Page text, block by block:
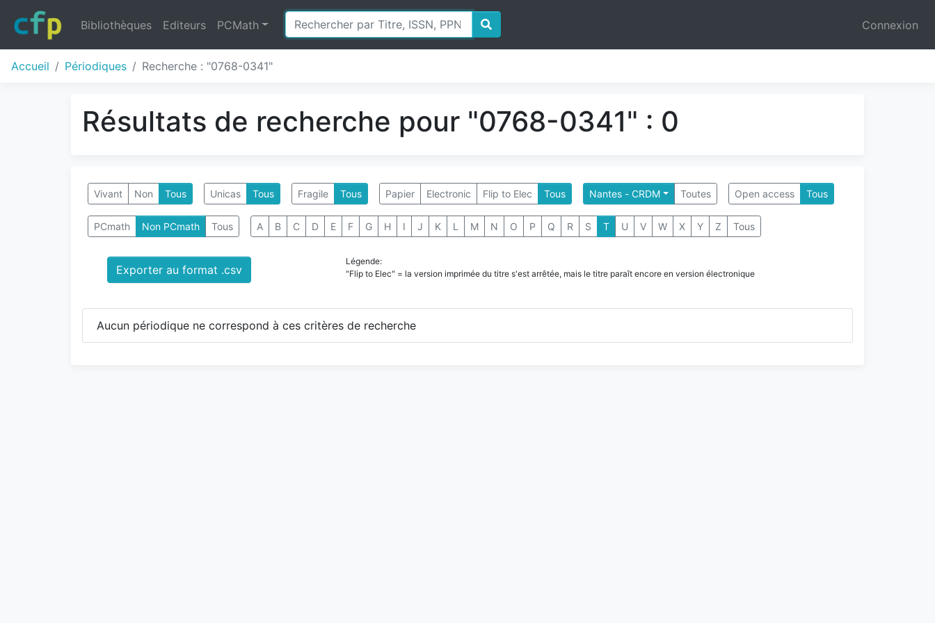
Bibliothèques Editeurs PCMath Connexion
Accueil Périodiques Recherche : "0768-0341"
Résultats de recherche pour "0768-0341" : 0
Vivant Non Tous Unicas Tous Fragile Tous Papier Electronic Flip to Elec Tous Nantes - CRDM Toutes Open access Tous
PCmath Non PCmath Tous A B C D E F G H I J K L M N O P Q R S T U V W X Y Z Tous
Exporter au format .csv
Légende:
"Flip to Elec" = la version imprimée du titre s'est arrêtée, mais le titre paraît encore en version électronique
Aucun périodique ne correspond à ces critères de recherche